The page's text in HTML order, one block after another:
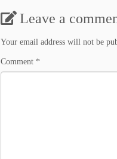
Leave a
Your email address will not be
Comment *